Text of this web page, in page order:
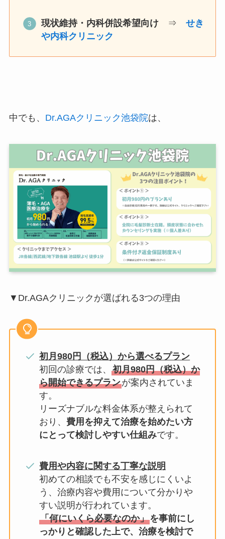
現状維持・内科併設希望向け⇒ せき
や内科クリニック
中でも、 Dr.AGAクリニック池袋院は、
▼Dr.AGAクリニックが選ばれる3つの理由
初月980円（税込）から選べるプラン
初回の診療では、初月980円（税込）か
ら開始できるプランが案内されていま
す。
リーズナブルな料金体系が整えられて
おり、費用を抑えて治療を始めたい方
にとって検討しやすい仕組みです。
費用や内容に関する丁寧な説明
初めての相談でも不安を感じにくいよ
う、治療内容や費用について分かりや
すい説明が行われています。
「何にいくら必要なのか」を事前にし
っかりと確認した上で、治療を検討で